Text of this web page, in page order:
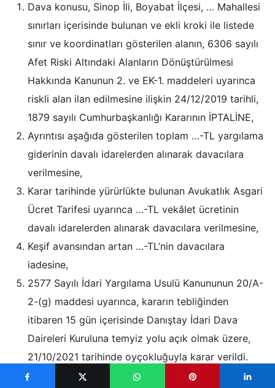
Dava konusu, Sinop İli, Boyabat İlçesi, … Mahallesi
sınırları içerisinde bulunan ve ekli kroki ile listede
sınır ve koordinatları gösterilen alanın, 6306 sayılı
Afet Riski Altındaki Alanların Dönüştürülmesi
Hakkında Kanunun 2. ve EK-1. maddeleri uyarınca
riskli alan ilan edilmesine ilişkin 24/12/2019 tarihli,
1879 sayılı Cumhurbaşkanlığı Kararının İPTALİNE,
Ayrıntısı aşağıda gösterilen toplam …-TL yargılama
giderinin davalı idarelerden alınarak davacılara
verilmesine,
Karar tarihinde yürürlükte bulunan Avukatlık Asgari
Ücret Tarifesi uyarınca …-TL vekâlet ücretinin
davalı idarelerden alınarak davacılara verilmesine,
Keşif avansından artan …-TL’nin davacılara
iadesine,
2577 Sayılı İdari Yargılama Usulü Kanununun 20/A-
2-(g) maddesi uyarınca, kararın tebliğinden
itibaren 15 gün içerisinde Danıştay İdari Dava
Daireleri Kuruluna temyiz yolu açık olmak üzere,
21/10/2021 tarihinde oyçokluğuyla karar verildi.
KARŞI OY